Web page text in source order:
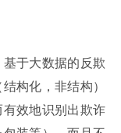
于大数据的反欺
构化，非结构）
效地识别出欺诈